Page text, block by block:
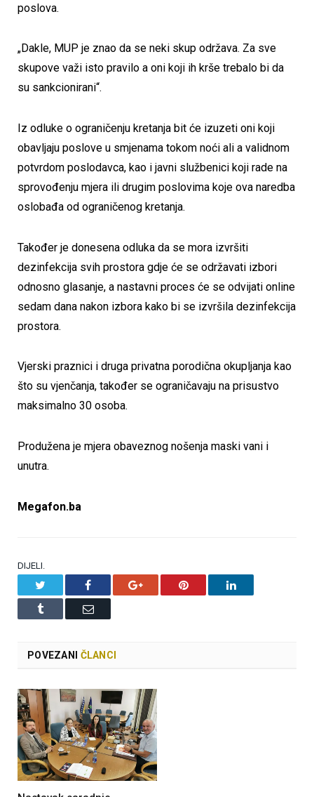
poslova.
„Dakle, MUP je znao da se neki skup održava. Za sve
skupove važi isto pravilo a oni koji ih krše trebalo bi da
su sankcionirani“.
Iz odluke o ograničenju kretanja bit će izuzeti oni koji
obavljaju poslove u smjenama tokom noći ali a validnom
potvrdom poslodavca, kao i javni službenici koji rade na
sprovođenju mjera ili drugim poslovima koje ova naredba
oslobađa od ograničenog kretanja.
Također je donesena odluka da se mora izvršiti
dezinfekcija svih prostora gdje će se održavati izbori
odnosno glasanje, a nastavni proces će se odvijati online
sedam dana nakon izbora kako bi se izvršila dezinfekcija
prostora.
Vjerski praznici i druga privatna porodična okupljanja kao
što su vjenčanja, također se ograničavaju na prisustvo
maksimalno 30 osoba.
Produžena je mjera obaveznog nošenja maski vani i
unutra.
Megafon.ba
DIJELI.
Facebook Google+ Pinterest LinkedIn
Tumblr Email
POVEZANI ČLANCI